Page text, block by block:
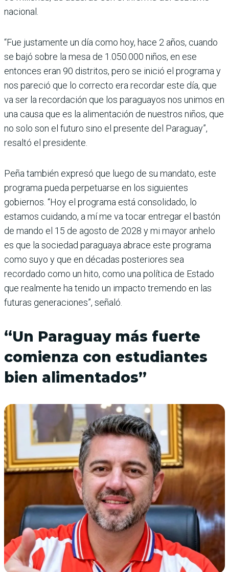
nacional.
“Fue justamente un día como hoy, hace 2 años, cuando
se bajó sobre la mesa de 1.050.000 niños, en ese
entonces eran 90 distritos, pero se inició el programa y
nos pareció que lo correcto era recordar este día, que
va ser la recordación que los paraguayos nos unimos en
una causa que es la alimenta­ción de nuestros niños, que
no solo son el futuro sino el pre­sente del Paraguay”,
resaltó el presidente.
Peña también expresó que luego de su mandato, este
pro­grama pueda perpetuarse en los siguientes
gobiernos. “Hoy el programa está consolidado, lo
estamos cuidando, a mí me va tocar entregar el bas­tón
de mando el 15 de agosto de 2028 y mi mayor anhelo
es que la sociedad paraguaya abrace este programa
como suyo y que en décadas pos­teriores sea
recordado como un hito, como una política de Estado
que realmente ha tenido un impacto tremendo en las
futuras generaciones”, señaló.
“Un Paraguay más fuerte
comienza con estudiantes
bien alimentados”